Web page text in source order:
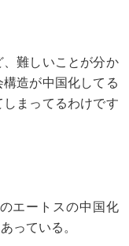
難しいことが分か
造が中国化してる
まってるわけです
エートスの中国化
っている。